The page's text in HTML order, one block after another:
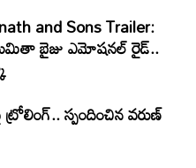
and Sons Trailer:
బైజు ఎమోషనల్ రైడ్..
స్పందించిన వరుణ్